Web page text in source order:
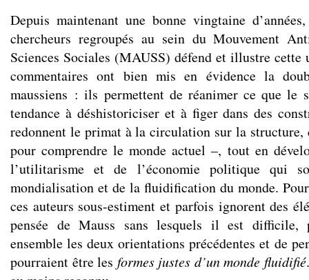
Depuis maintenant une bonne vingtaine
chercheurs regroupés au sein du Mouvement
Sciences Sociales (MAUSS) défend et illustre
commentaires ont bien mis en évidence la
maussiens : ils permettent de réanimer ce que le
tendance à déshistoriciser et à figer dans des
redonnent le primat à la circulation sur la structure,
pour comprendre le monde actuel –, tout en
l’utilitarisme et de l’économie politique qui
mondialisation et de la fluidification du monde.
ces auteurs sous-estiment et parfois ignorent des
pensée de Mauss sans lesquels il est difficile,
ensemble les deux orientations précédentes et de
pourraient être les formes justes d’un monde fluidifié